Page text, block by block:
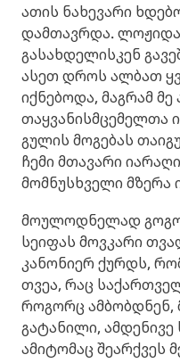
ათის ნახევარი
დამთავრდა.
გასახდელისკენ
ასეთ დროს ალბათ
იქნებოდა, მაგრამ
თაყვანისმცემელთა
გულის მოგებას
ჩემი მთავარი
მომნუსხველი მზერა
მოულოდნელად
სეიფას მოვკარი
კანონიერ ქურდს,
თვეა, რაც
როგორც ამბობდნენ,
გატანილი,
ამიტომაც შეარქვეს